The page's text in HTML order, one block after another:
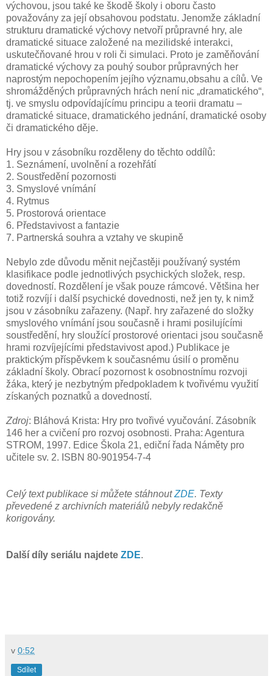
výchovou, jsou také ke škodě školy i oboru často
považovány za její obsahovou podstatu. Jenomže základní
strukturu dramatické výchovy netvoří průpravné hry, ale
dramatické situace založené na mezilidské interakci,
uskutečňované hrou v roli či simulaci. Proto je zaměňování
dramatické výchovy za pouhý soubor průpravných her
naprostým nepochopením jejího významu,obsahu a cílů. Ve
shromážděných průpravných hrách není nic „dramatického“,
tj. ve smyslu odpovídajícímu principu a teorii dramatu –
dramatické situace, dramatického jednání, dramatické osoby
či dramatického děje.
Hry jsou v zásobníku rozděleny do těchto oddílů:
1. Seznámení, uvolnění a rozehřátí
2. Soustředění pozornosti
3. Smyslové vnímání
4. Rytmus
5. Prostorová orientace
6. Představivost a fantazie
7. Partnerská souhra a vztahy ve skupině
Nebylo zde důvodu měnit nejčastěji používaný systém
klasifikace podle jednotlivých psychických složek, resp.
dovedností. Rozdělení je však pouze rámcové. Většina her
totiž rozvíjí i další psychické dovednosti, než jen ty, k nimž
jsou v zásobníku zařazeny. (Např. hry zařazené do složky
smyslového vnímání jsou současně i hrami posilujícími
soustředění, hry sloužící prostorové orientaci jsou současně
hrami rozvíjejícími představivost apod.) Publikace je
praktickým příspěvkem k současnému úsilí o proměnu
základní školy. Obrací pozornost k osobnostnímu rozvoji
žáka, který je nezbytným předpokladem k tvořivému využití
získaných poznatků a dovedností.
Zdroj: Bláhová Krista: Hry pro tvořivé vyučování. Zásobník
146 her a cvičení pro rozvoj osobnosti. Praha: Agentura
STROM, 1997. Edice Škola 21, ediční řada Náměty pro
učitele sv. 2. ISBN 80-901954-7-4
Celý text publikace si můžete stáhnoutZDE. Texty
převedené z archivních materiálů nebyly redakčně
korigovány.
Další díly seriálu najdete ZDE.
v 0:52
Sdílet